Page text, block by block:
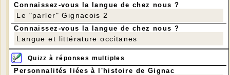
Connaissez-vous la langue de chez nous ?
Le "parler" Gignacois 2
Connaissez-vous la langue de chez nous ?
Langue et littérature occitanes
Quizz à réponses multiples
Personnalités liées à l'histoire de Gignac